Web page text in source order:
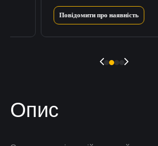
Повідомити про наявність
Опис